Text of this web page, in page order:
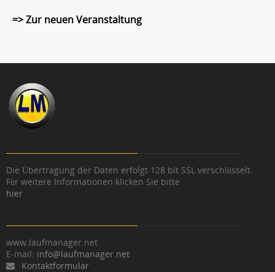
=>Zur neuen Veranstaltung
Die Übertragung der Daten erfolgt 128 bit SSL verschlüsselt.
Für weitere Informationen klicken Sie bitte
hier
www.laufmanager.net
E-mail: info@laufmanager.net
Kontaktformular